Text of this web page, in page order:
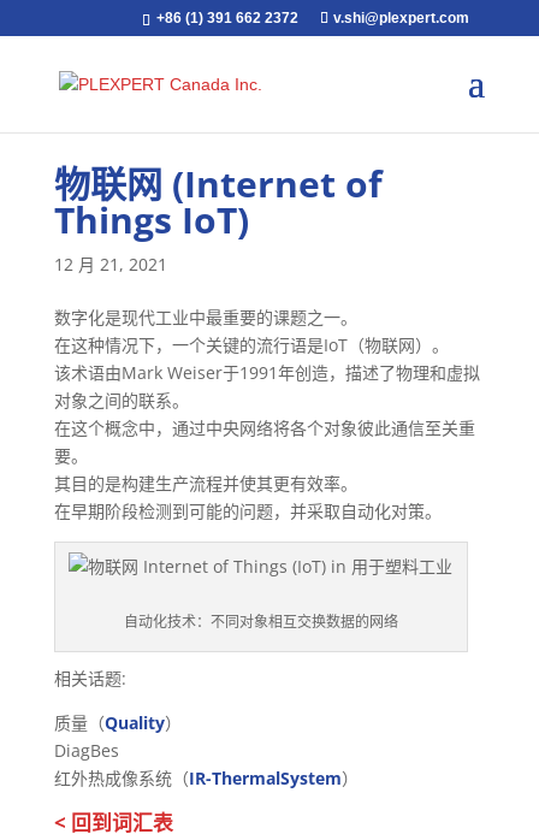
+86 (1) 391 662 2372 v.shi@plexpert.com
物联网 (‎Internet of
Things IoT)
12 月 21, 2021
数字化是现代工业中最重要的课题之一。‎
‎在这种情况下，一个关键的流行语是IoT（物联网）。‎
‎该术语由Mark Weiser于1991年创造，描述了物理和虚拟
对象之间的联系。‎
‎在这个概念中，通过中央网络将各个对象彼此通信至关重
要。‎
‎其目的是构建生产流程并使其更有效率。‎
‎在早期阶段检测到可能的问题，并采取自动化对策。‎
‎自动化技术：不同对象相互交换数据的网络‎
相关话题:
‎质量‎（Quality）
‎DiagBes
‎红外热成像系统（IR-ThermalSystem）‎
< 回到词汇表